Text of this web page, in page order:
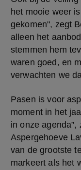
het mooie weer
gekomen", zegt
alleen het
stemmen hem
waren goed, en
verwachten we
Pasen is voor
moment in het
in onze
Aspergehoeve
van de grootste
markeert als het